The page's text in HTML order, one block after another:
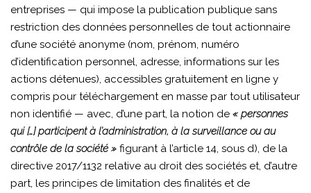
entreprises — qui impose la publication publique sans
restriction des données personnelles de tout actionnaire
d’une société anonyme (nom, prénom, numéro
d’identification personnel, adresse, informations sur les
actions détenues), accessibles gratuitement en ligne y
compris pour téléchargement en masse par tout utilisateur
non identifié — avec, d’une part, la notion de « personnes
qui […] participent à l’administration, à la surveillance ou au
contrôle de la société » figurant à l’article 14, sous d), de la
directive 2017/1132 relative au droit des sociétés et, d’autre
part, les principes de limitation des finalités et de